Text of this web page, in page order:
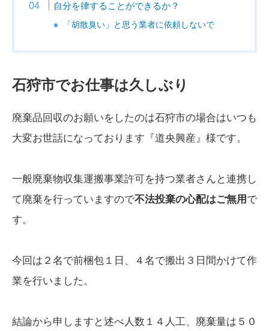
自分を律することができるか？
「胡散臭い」と思う業者に依頼しないで
石狩市でお仕事は久しぶり
廃棄品回収のお願いをしたのは石狩市の場合はいつも
大変お世話になっております『道央興産』様です。
一般廃棄物収集運搬事業許可を持つ業者さんと連携し
て廃棄を行っていますので不法投棄の心配はご無用 で
す。
今回は２名で前梱包１日、４名で搬出３日間かけて作
業を行いました。
結論から申しますと述べ人数１４人工、廃棄量は５０